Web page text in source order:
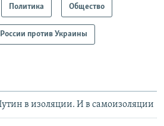
Политика Общество
против Украины
в изоляции. И в самоизоляции